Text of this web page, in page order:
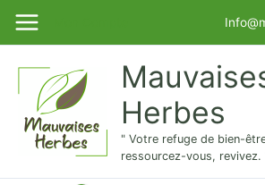
Herbes
" Votre refuge de bien-
ressourcez-vous, revivez.